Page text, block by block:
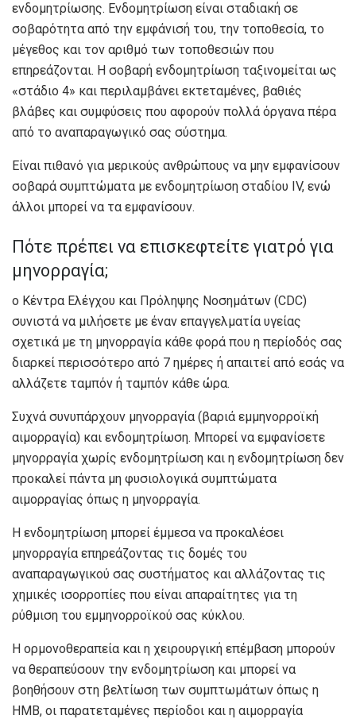
ενδομητρίωσης. Ενδομητρίωση είναι σταδιακή σε
σοβαρότητα από την εμφάνισή του, την τοποθεσία, το
μέγεθος και τον αριθμό των τοποθεσιών που
επηρεάζονται. Η σοβαρή ενδομητρίωση ταξινομείται ως
«στάδιο 4» και περιλαμβάνει εκτεταμένες, βαθιές
βλάβες και συμφύσεις που αφορούν πολλά όργανα πέρα ​​
από το αναπαραγωγικό σας σύστημα.
Είναι πιθανό για μερικούς ανθρώπους να μην εμφανίσουν
σοβαρά συμπτώματα με ενδομητρίωση σταδίου IV, ενώ
άλλοι μπορεί να τα εμφανίσουν.
Πότε πρέπει να επισκεφτείτε γιατρό για
μηνορραγία;
ο Κέντρα Ελέγχου και Πρόληψης Νοσημάτων (CDC)
συνιστά να μιλήσετε με έναν επαγγελματία υγείας
σχετικά με τη μηνορραγία κάθε φορά που η περίοδός σας
διαρκεί περισσότερο από 7 ημέρες ή απαιτεί από εσάς να
αλλάζετε ταμπόν ή ταμπόν κάθε ώρα.
Συχνά συνυπάρχουν μηνορραγία (βαριά εμμηνορροϊκή
αιμορραγία) και ενδομητρίωση. Μπορεί να εμφανίσετε
μηνορραγία χωρίς ενδομητρίωση και η ενδομητρίωση δεν
προκαλεί πάντα μη φυσιολογικά συμπτώματα
αιμορραγίας όπως η μηνορραγία.
Η ενδομητρίωση μπορεί έμμεσα να προκαλέσει
μηνορραγία επηρεάζοντας τις δομές του
αναπαραγωγικού σας συστήματος και αλλάζοντας τις
χημικές ισορροπίες που είναι απαραίτητες για τη
ρύθμιση του εμμηνορροϊκού σας κύκλου.
Η ορμονοθεραπεία και η χειρουργική επέμβαση μπορούν
να θεραπεύσουν την ενδομητρίωση και μπορεί να
βοηθήσουν στη βελτίωση των συμπτωμάτων όπως η
HMB, οι παρατεταμένες περίοδοι και η αιμορραγία